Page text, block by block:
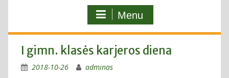
Menu
I gimn. klasės karjeros diena
2018-10-26 adminas